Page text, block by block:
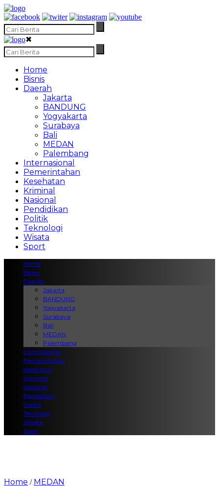
✖
Home
Bisnis
Daerah
Jakarta
BANDUNG
Yogyakarta
Surabaya
Bali
MEDAN
Palembang
Internasional
Pemerintahan
Kesehatan
Kriminal
Nasional
Pendidikan
Politik
Teknologi
Wisata
Sport
Home
Bisnis
Daerah
Jakarta
BANDUNG
Yogyakarta
Surabaya
Bali
MEDAN
Palembang
Internasional
Pemerintahan
Kesehatan
Kriminal
Nasional
Pendidikan
Politik
Teknologi
Wisata
Sport
Home / MEDAN